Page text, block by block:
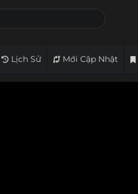
Lịch Sử Mới Cập Nhật